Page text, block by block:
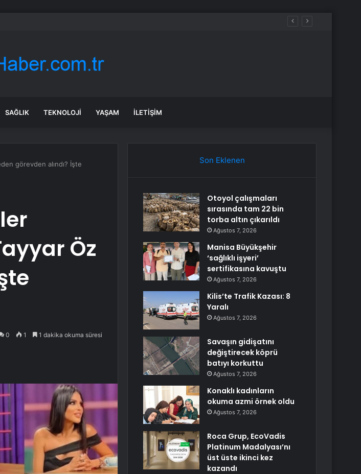
kavuştu
SAĞLIK TEKNOLOJI YAŞAM İLETIŞIM
görevden alındı? İşte
Öz
0 1 1 dakika okuma süresi
Son Eklenen
Otoyol çalışmaları
sırasında tam 22 bin
torba altın çıkarıldı
Ağustos 7, 2026
Manisa Büyükşehir
‘sağlıklı işyeri’
sertifikasına kavuştu
Ağustos 7, 2026
Kilis’te Trafik Kazası: 8
Yaralı
Ağustos 7, 2026
Savaşın gidişatını
değiştirecek köprü
batıyı korkuttu
Ağustos 7, 2026
Konaklı kadınların
okuma azmi örnek oldu
Ağustos 7, 2026
Roca Grup, EcoVadis
Platinum Madalyası’nı
üst üste ikinci kez
kazandı